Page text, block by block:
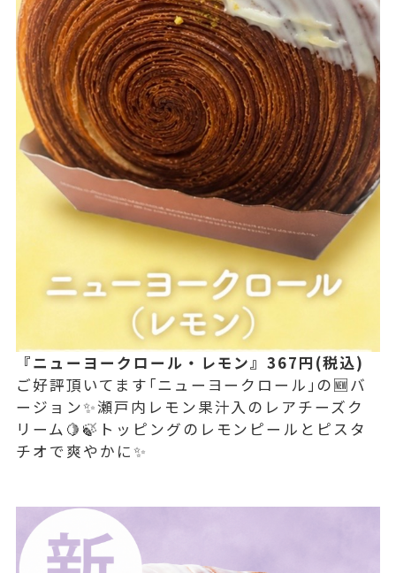
『ニューヨークロール・レモン』367円(税込)
ご好評頂いてます｢ニューヨークロール｣の🆕バ
ージョン✨️瀬戸内レモン果汁入のレアチーズク
リーム🍋🍃トッピングのレモンピールとピスタ
チオで爽やかに✨️